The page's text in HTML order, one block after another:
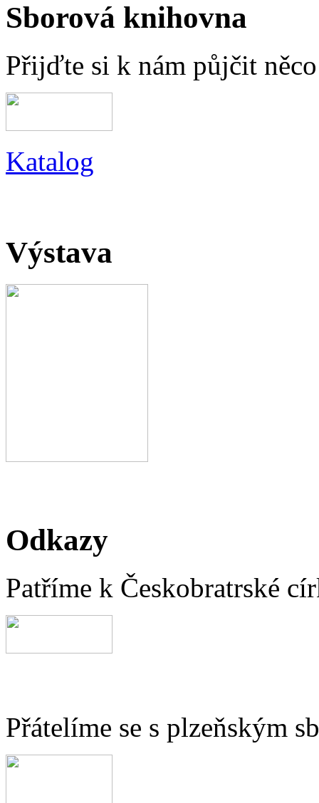
Sborová knihovna
Přijďte si k nám půjčit
Katalog
Výstava
Odkazy
Patříme k Českobratrské
Přátelíme se s plzeňským